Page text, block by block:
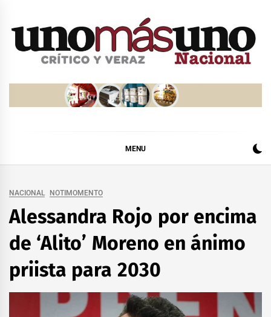
MENU
NACIONAL NOTIMOMENTO
Alessandra Rojo por encima
de ‘Alito’ Moreno en ánimo
priista para 2030